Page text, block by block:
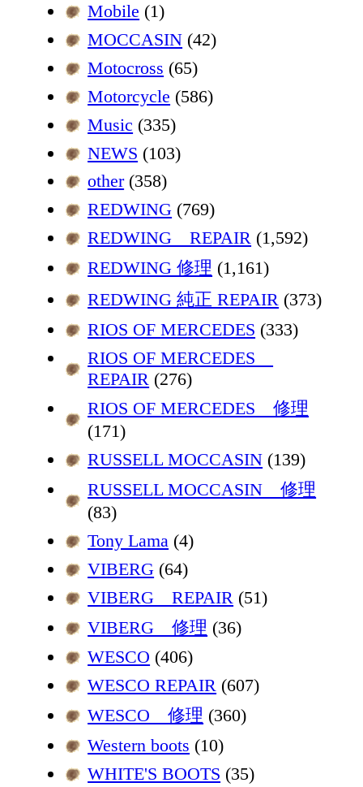
Mobile (1)
MOCCASIN (42)
Motocross (65)
Motorcycle (586)
Music (335)
NEWS (103)
other(358)
REDWING (769)
REDWING REPAIR (1,592)
REDWING 修理 (1,161)
REDWING 純正 REPAIR (373)
RIOS OF MERCEDES (333)
RIOS OF MERCEDES
REPAIR (276)
RIOS OF MERCEDES 修理
(171)
RUSSELL MOCCASIN (139)
RUSSELL MOCCASIN 修理
(83)
Tony Lama (4)
VIBERG (64)
VIBERG REPAIR (51)
VIBERG 修理 (36)
WESCO (406)
WESCO REPAIR (607)
WESCO 修理 (360)
Western boots (10)
WHITE'S BOOTS (35)